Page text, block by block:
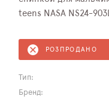
teens NASA NS24-
РОЗПРОДАНО
Тип:
Бренд: